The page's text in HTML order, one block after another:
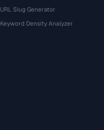
URL Slug Generator
Keyword Density Analyzer